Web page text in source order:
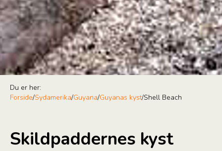
Du er her:
Forside/Sydamerika/Guyana/Guyanas kyst/Shell Beach
Skildpaddernes kyst